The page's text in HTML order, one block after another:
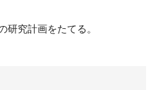
研究計画をたてる。